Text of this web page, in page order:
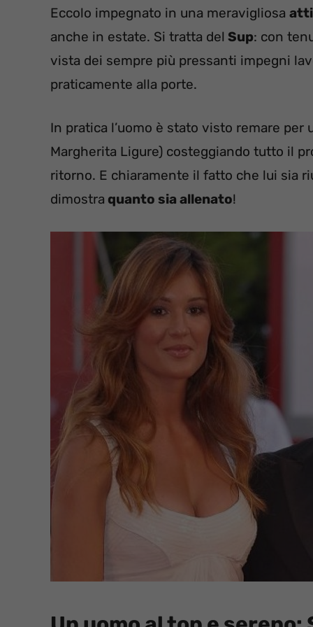
Eccolo impegnato in una meravigliosa
anche in estate. Si tratta del Sup: con
vista dei sempre più pressanti impegni
praticamente alla porte.
In pratica l’uomo è stato visto remare per
Margherita Ligure) costeggiando tutto il
ritorno. E chiaramente il fatto che lui sia
dimostra quanto sia allenato!